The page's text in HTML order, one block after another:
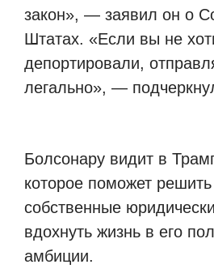
закон», — заявил он о
Штатах. «Если вы не
депортировали,
легально», —
Болсонару видит в
которое поможет решить
собственные
вдохнуть жизнь в его
амбиции.